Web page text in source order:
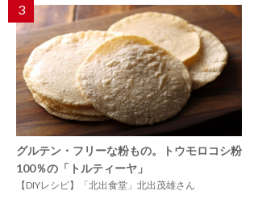
3
グルテン・フリーな粉もの。トウモロコシ粉
100％の「トルティーヤ」
【DIYレシピ】「北出食堂」北出茂雄さん